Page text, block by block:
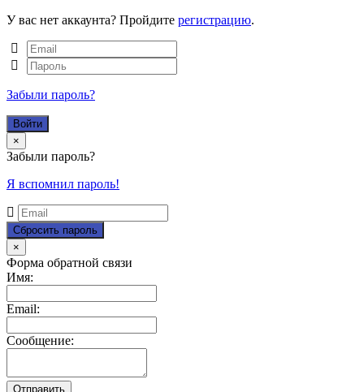
У вас нет аккаунта? Пройдите регистрацию.
Забыли пароль?
×
Забыли пароль?
Я вспомнил пароль!
×
Форма обратной связи
Имя:
Email:
Сообщение: